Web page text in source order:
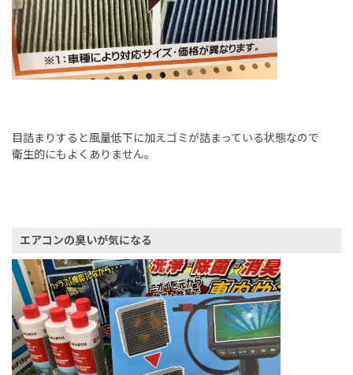
目詰まりすると風量低下に加えゴミが詰まっている状態なので
衛生的にもよくありません。
エアコンの臭いが気になる